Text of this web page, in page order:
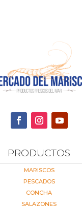
PRODUCTOS
MARISCOS
PESCADOS
CONCHA
SALAZONES